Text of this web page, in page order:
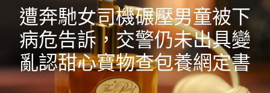
遭奔馳女司機碾壓男童被下
病危告訴，交警仍未出具變
亂認甜心寶物查包養網定書